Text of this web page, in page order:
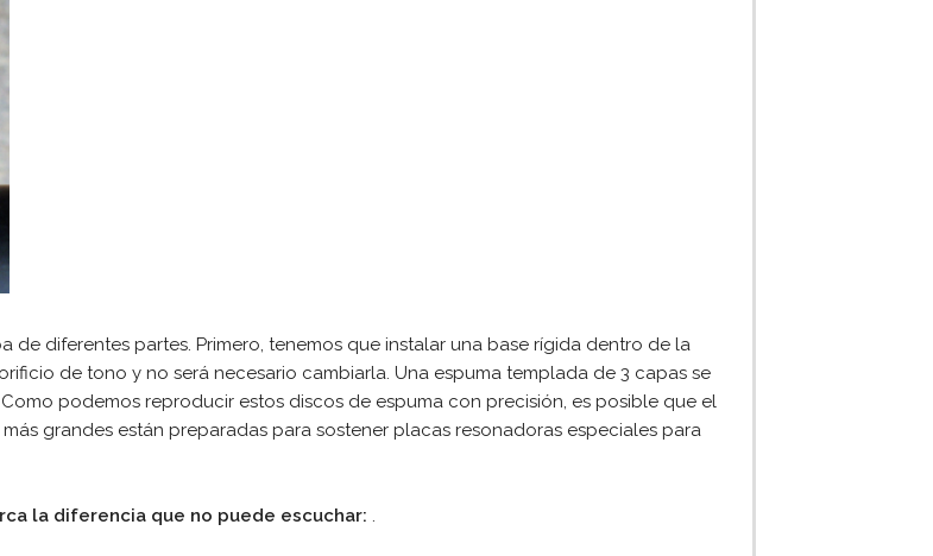
diferentes partes. Primero, tenemos que instalar una base rígida dentro de la
de tono y no será necesario cambiarla. Una espuma templada de 3 capas se
podemos reproducir estos discos de espuma con precisión, es posible que el
grandes están preparadas para sostener placas resonadoras especiales para
la diferencia que no puede escuchar: .